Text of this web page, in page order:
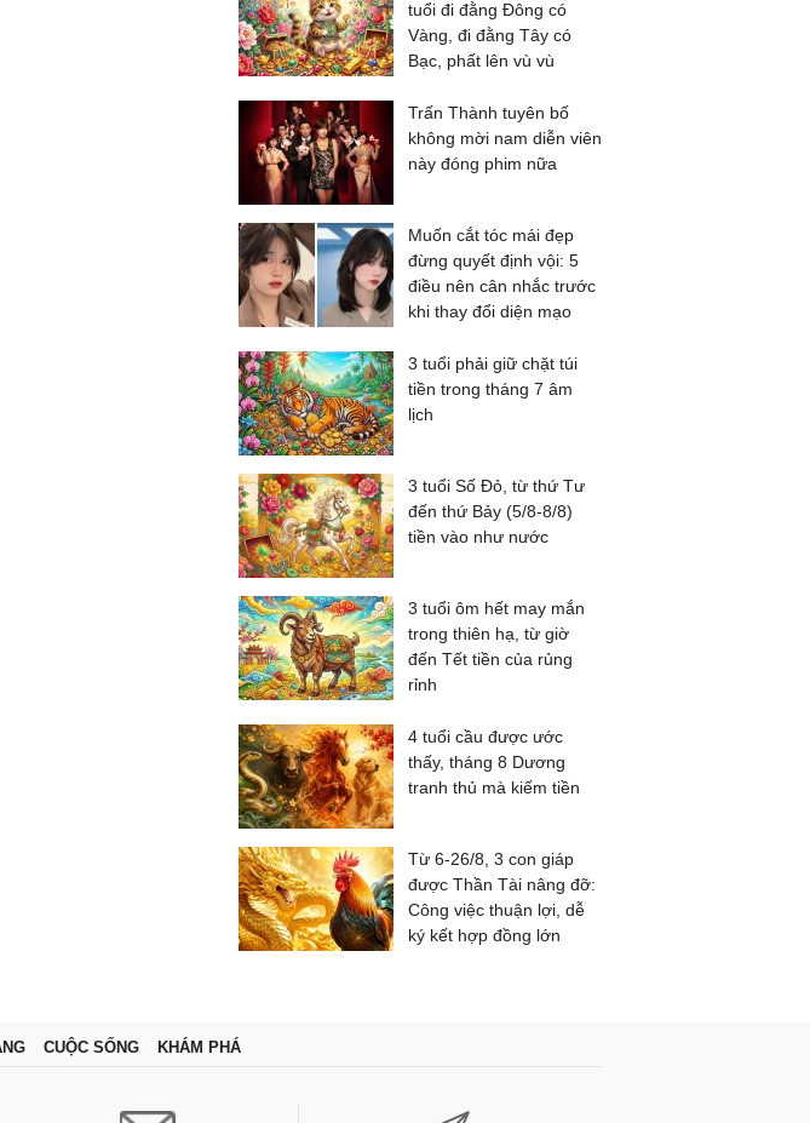
tuổi đi đằng Đông có
Vàng, đi đằng Tây có
Bạc, phất lên vù vù
Trấn Thành tuyên bố
không mời nam diễn viên
này đóng phim nữa
Muốn cắt tóc mái đẹp
đừng quyết định vội: 5
điều nên cân nhắc trước
khi thay đổi diện mạo
3 tuổi phải giữ chặt túi
tiền trong tháng 7 âm
lịch
3 tuổi Số Đỏ, từ thứ Tư
đến thứ Bảy (5/8-8/8)
tiền vào như nước
3 tuổi ôm hết may mắn
trong thiên hạ, từ giờ
đến Tết tiền của rủng
rỉnh
4 tuổi cầu được ước
thấy, tháng 8 Dương
tranh thủ mà kiếm tiền
Từ 6-26/8, 3 con giáp
được Thần Tài nâng đỡ:
Công việc thuận lợi, dễ
ký kết hợp đồng lớn
CUỘC SỐNG KHÁM PHÁ